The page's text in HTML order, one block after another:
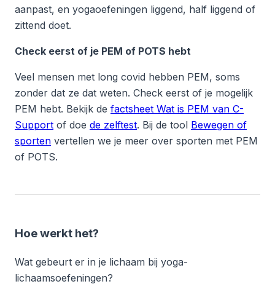
aanpast, en yogaoefeningen liggend, half liggend of
zittend doet.
Check eerst of je PEM of POTS hebt
Veel mensen met long covid hebben PEM, soms
zonder dat ze dat weten. Check eerst of je mogelijk
PEM hebt. Bekijk de factsheet Wat is PEM van C-
Support of doe de zelftest. Bij de tool Bewegen of
sporten vertellen we je meer over sporten met PEM
of POTS.
Hoe werkt het?
Wat gebeurt er in je lichaam bij yoga-
lichaamsoefeningen?